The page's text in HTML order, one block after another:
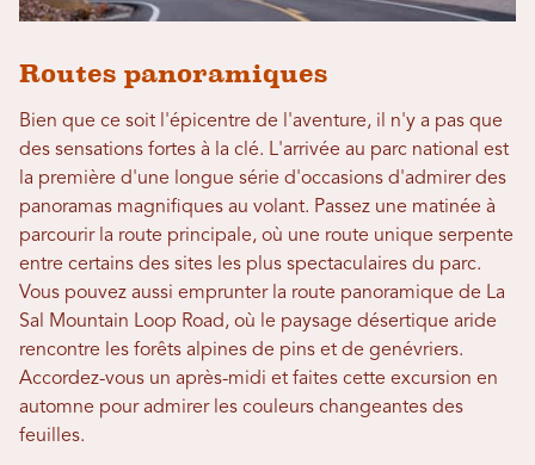
Routes panoramiques
Bien que ce soit l'épicentre de l'aventure, il n'y a pas que
des sensations fortes à la clé. L'arrivée au parc national est
la première d'une longue série d'occasions d'admirer des
panoramas magnifiques au volant. Passez une matinée à
parcourir la route principale, où une route unique serpente
entre certains des sites les plus spectaculaires du parc.
Vous pouvez aussi emprunter la route panoramique de La
Sal Mountain Loop Road, où le paysage désertique aride
rencontre les forêts alpines de pins et de genévriers.
Accordez-vous un après-midi et faites cette excursion en
automne pour admirer les couleurs changeantes des
feuilles.